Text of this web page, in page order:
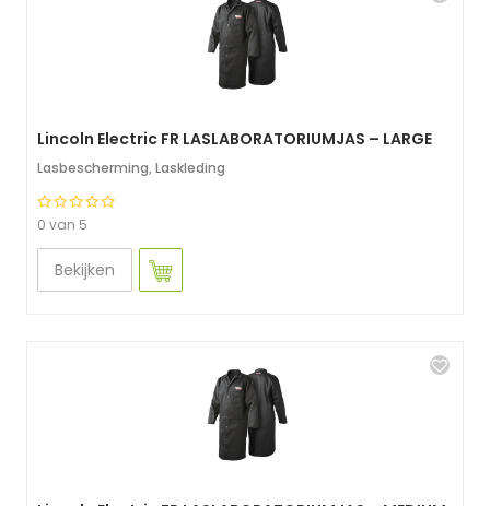
Lincoln Electric FR LASLABORATORIUMJAS – LARGE
Lasbescherming, Laskleding
0 van 5
Bekijken